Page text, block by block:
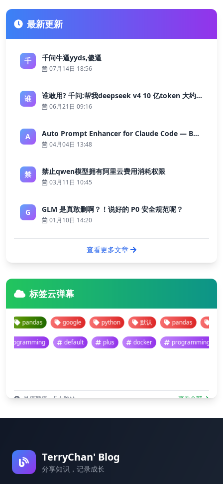
最新更新
千 千问牛逼yyds,傻逼
07月14日 18:56
谁 谁敢用? 千问:帮我deepseek v4 10 亿token 大约多少花费 ?
06月21日 09:16
A Auto Prompt Enhancer for Claude Code — Building a Highly Reliable AI Programming Workflow
04月04日 13:48
禁 禁止qwen模型拥有阿里云费用消耗权限
03月11日 10:45
G GLM 是真敢删啊？！说好的 P0 安全规范呢？
01月10日 14:20
查看更多文章
标签云弹幕
pandas google python 默认 pandas google
programming default plus docker programming
悬停暂停 · 点击跳转 查看全部
TerryChan' Blog
分享知识，记录成长